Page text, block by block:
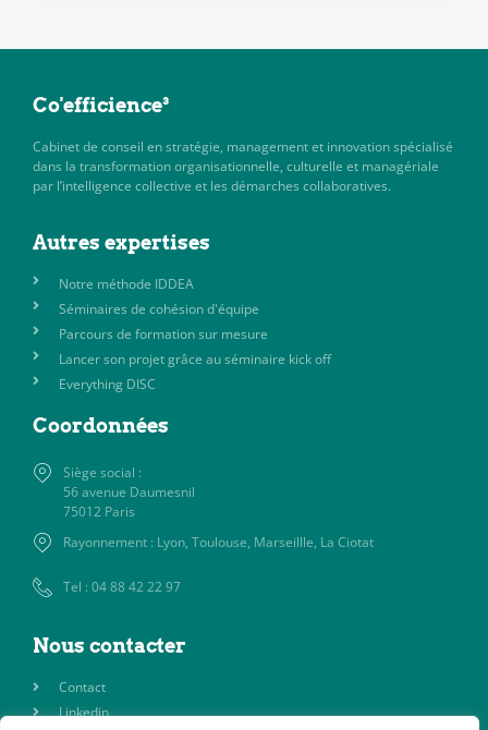
Co'efficience³
Cabinet de conseil en stratégie, management et innovation spécialisé
dans la transformation organisationnelle, culturelle et managériale
par l’intelligence collective et les démarches collaboratives.
Autres expertises
Notre méthode IDDEA
Séminaires de cohésion d'équipe
Parcours de formation sur mesure
Lancer son projet grâce au séminaire kick off
Everything DISC
Coordonnées
Siège social :
56 avenue Daumesnil
75012 Paris
Rayonnement : Lyon, Toulouse, Marseillle, La Ciotat
Tel : 04 88 42 22 97
Nous contacter
Contact
Linkedin